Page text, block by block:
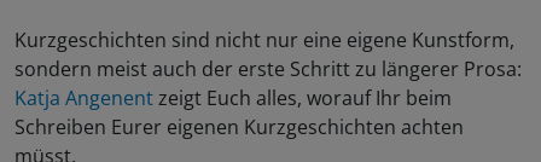
Kurzgeschichten sind nicht nur eine eigene Kunstform,
sondern meist auch der erste Schritt zu längerer Prosa:
Katja Angenentzeigt Euch alles, worauf Ihr beim
Schreiben Eurer eigenen Kurzgeschichten achten
müsst.